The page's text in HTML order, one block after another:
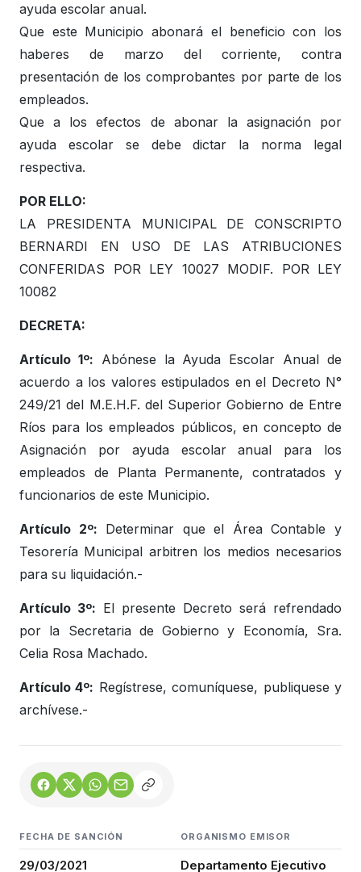
ayuda escolar anual.
Que este Municipio abonará el beneficio con los
haberes de marzo del corriente, contra
presentación de los comprobantes por parte de los
empleados.
Que a los efectos de abonar la asignación por
ayuda escolar se debe dictar la norma legal
respectiva.
POR ELLO:
LA PRESIDENTA MUNICIPAL DE CONSCRIPTO
BERNARDI EN USO DE LAS ATRIBUCIONES
CONFERIDAS POR LEY 10027 MODIF. POR LEY
10082
DECRETA:
Artículo 1º: Abónese la Ayuda Escolar Anual de
acuerdo a los valores estipulados en el Decreto N°
249/21 del M.E.H.F. del Superior Gobierno de Entre
Ríos para los empleados públicos, en concepto de
Asignación por ayuda escolar anual para los
empleados de Planta Permanente, contratados y
funcionarios de este Municipio.
Artículo 2º: Determinar que el Área Contable y
Tesorería Municipal arbitren los medios necesarios
para su liquidación.-
Artículo 3º: El presente Decreto será refrendado
por la Secretaria de Gobierno y Economía, Sra.
Celia Rosa Machado.
Artículo 4º: Regístrese, comuníquese, publiquese y
archívese.-
FECHA DE SANCIÓN
29/03/2021
ORGANISMO EMISOR
Departamento Ejecutivo